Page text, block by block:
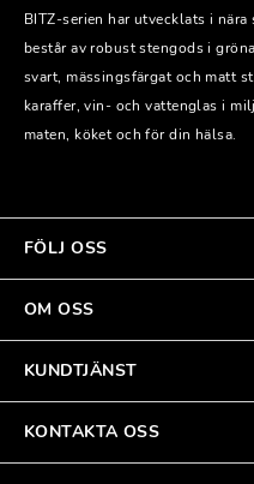
BITZ-serien har utvecklats i
består av robust stengods i
svart, mässingsfärgat och matt
karaffer, vin- och vattenglas i
maten, köket och för din hälsa.
FÖLJ OSS
OM OSS
KUNDTJÄNST
KONTAKTA OSS